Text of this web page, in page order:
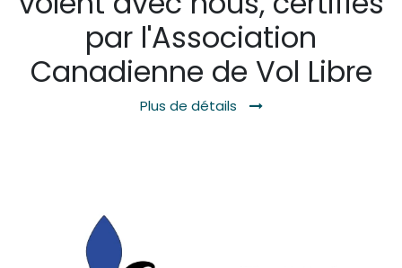
par l'Association
Canadienne de Vol Libre
Plus de détails